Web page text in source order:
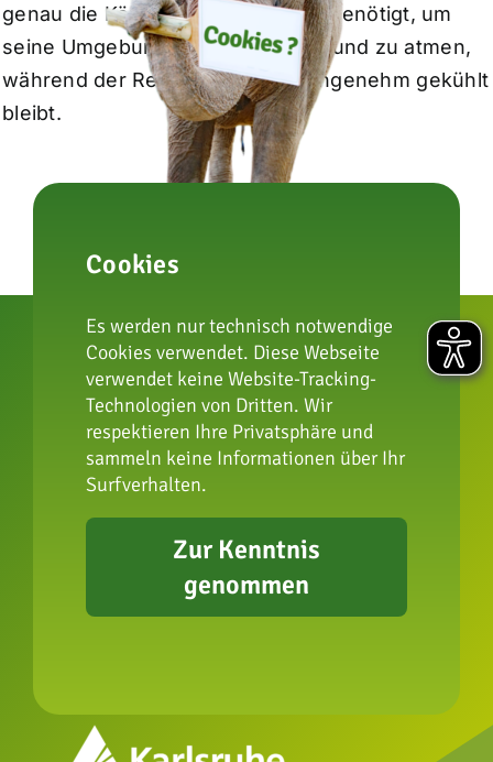
genau die Körperteile also, die er benötigt, um
seine Umgebung wahrzunehmen und zu atmen,
während der Rest des Körpers angenehm gekühlt
bleibt.
zur Artenschutzstiftung
Datenschutz
Presse
Cookies
Es werden nur technisch notwendige
Cookies verwendet. Diese Webseite
verwendet keine Website-Tracking-
Technologien von Dritten. Wir
respektieren Ihre Privatsphäre und
sammeln keine Informationen über Ihr
Surfverhalten.
Zur Kenntnis
genommen